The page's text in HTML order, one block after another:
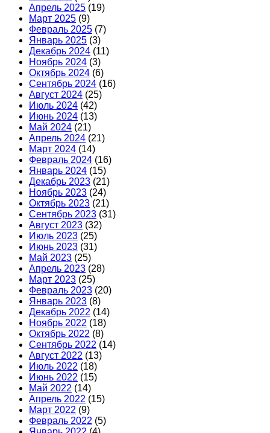
Апрель 2025 (19)
Март 2025 (9)
Февраль 2025 (7)
Январь 2025 (3)
Декабрь 2024 (11)
Ноябрь 2024 (3)
Октябрь 2024 (6)
Сентябрь 2024 (16)
Август 2024 (25)
Июль 2024 (42)
Июнь 2024 (13)
Май 2024 (21)
Апрель 2024 (21)
Март 2024 (14)
Февраль 2024 (16)
Январь 2024 (15)
Декабрь 2023 (21)
Ноябрь 2023 (24)
Октябрь 2023 (21)
Сентябрь 2023 (31)
Август 2023 (32)
Июль 2023 (25)
Июнь 2023 (31)
Май 2023 (25)
Апрель 2023 (28)
Март 2023 (25)
Февраль 2023 (20)
Январь 2023 (8)
Декабрь 2022 (14)
Ноябрь 2022 (18)
Октябрь 2022 (8)
Сентябрь 2022 (14)
Август 2022 (13)
Июль 2022 (18)
Июнь 2022 (15)
Май 2022 (14)
Апрель 2022 (15)
Март 2022 (9)
Февраль 2022 (5)